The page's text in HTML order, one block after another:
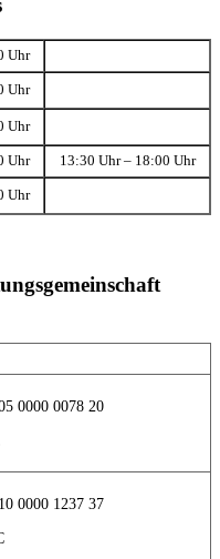
Uhr
Uhr
Uhr
Uhr 13:30 Uhr – 18:00 Uhr
Uhr
0000 0078 20
0000 1237 37